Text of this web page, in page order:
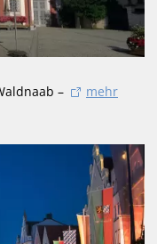
–
mehr